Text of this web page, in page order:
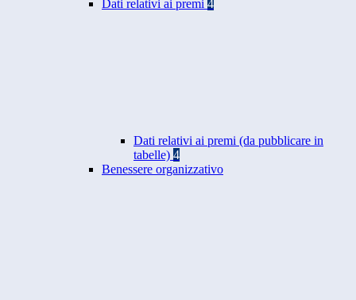
Dati relativi ai premi 4
Dati relativi ai premi (da pubblicare in
tabelle) 4
Benessere organizzativo